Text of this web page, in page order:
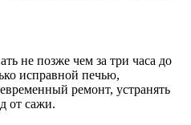
не позже чем за три часа до
исправной печью,
ремонт, устранять
от сажи.